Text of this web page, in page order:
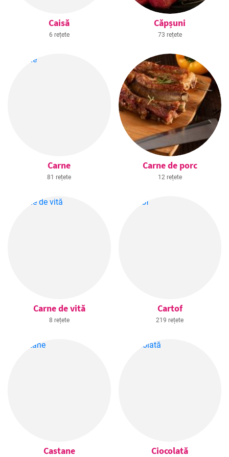
Caisă
6 rețete
Căpșuni
73 rețete
Carne
81 rețete
Carne de porc
12 rețete
Carne de vită
8 rețete
Cartof
219 rețete
Castane Ciocolată